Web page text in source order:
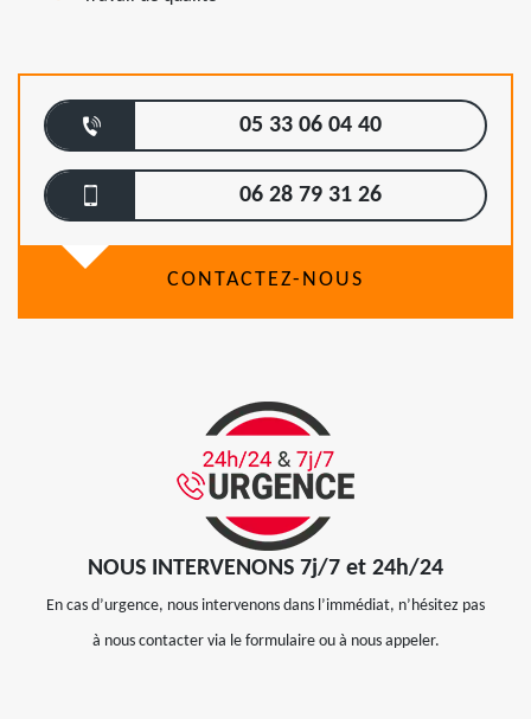
05 33 06 04 40
06 28 79 31 26
CONTACTEZ-NOUS
NOUS INTERVENONS 7j/7 et 24h/24
En cas d’urgence, nous intervenons dans l’immédiat, n’hésitez pas
à nous contacter via le formulaire ou à nous appeler.